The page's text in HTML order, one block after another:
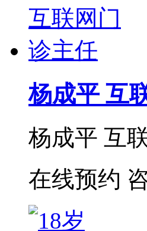
杨成平 互
杨成平 互
在线预约